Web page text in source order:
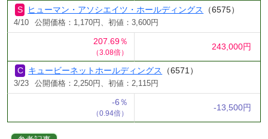
ヒューマン・アソシエイツ・ホールディングス （6575）
4/10 公開価格：1,170円、初値：3,600円
207.69％
（3.08倍）
243,000円
キュービーネットホールディングス （6571）
3/23 公開価格：2,250円、初値：2,115円
-6％
（0.94倍）
-13,500円